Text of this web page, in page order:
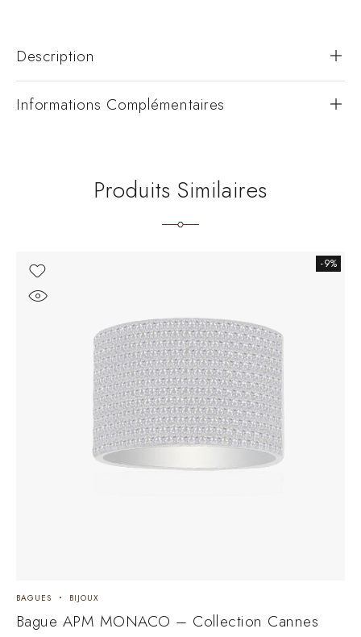
Description
Informations Complémentaires
Produits Similaires
-9%
BAGUES BIJOUX
Bague APM MONACO – Collection Cannes